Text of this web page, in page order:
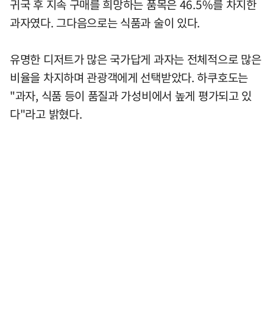
귀국 후 지속 구매를 희망하는 품목은 46.5%를 차지한
과자였다. 그다음으로는 식품과 술이 있다.
유명한 디저트가 많은 국가답게 과자는 전체적으로 많은
비율을 차지하며 관광객에게 선택받았다. 하쿠호도는
"과자, 식품 등이 품질과 가성비에서 높게 평가되고 있
다"라고 밝혔다.